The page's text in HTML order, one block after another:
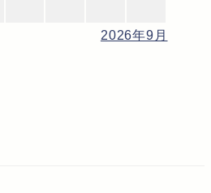
2026年9月